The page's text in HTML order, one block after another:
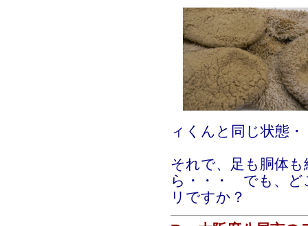
ィくんと同じ状態・
それで、足も胴体
ら・・・ でも、
リですか？